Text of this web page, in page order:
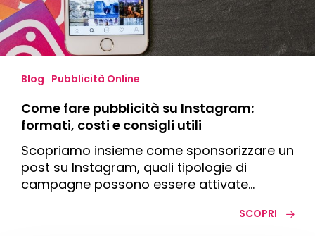
consigli
utili
Blog Pubblicità Online
Come fare pubblicità su Instagram:
formati, costi e consigli utili
Scopriamo insieme come sponsorizzare un
post su Instagram, quali tipologie di
campagne possono essere attivate…
SCOPRI